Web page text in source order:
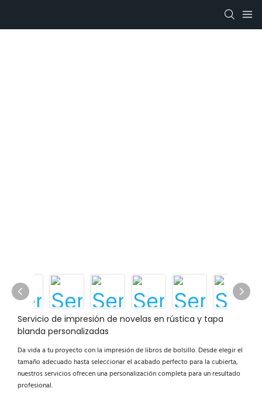
Servicio de impresión de novelas en rústica y tapa
blanda personalizadas
Da vida a tu proyecto con la impresión de libros de bolsillo. Desde elegir el
tamaño adecuado hasta seleccionar el acabado perfecto para la cubierta,
nuestros servicios ofrecen una personalización completa para un resultado
profesional.